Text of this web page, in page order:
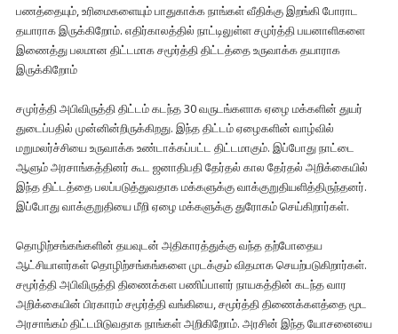
பணத்தையும், உரிமைகளையும் பாதுகாக்க நாங்கள் வீதிக்கு இறங்கி போராட
தயாராக இருக்கிறோம். எதிர்காலத்தில் நாட்டிலுள்ள சமுர்த்தி பயனாளிகளை
இணைத்து பலமான திட்டமாக சமூர்த்தி திட்டத்தை உருவாக்க தயாராக
இருக்கிறோம்
சமுர்த்தி அபிவிருத்தி திட்டம் கடந்த 30 வருடங்களாக ஏழை மக்களின் துயர்
துடைப்பதில் முன்னின்றிருக்கிறது. இந்த திட்டம் ஏழைகளின் வாழ்வில்
மறுமலர்ச்சியை உருவாக்க உண்டாக்கப்பட்ட திட்டமாகும். இப்போது நாட்டை
ஆளும் அரசாங்கத்தினர் கூட ஜனாதிபதி தேர்தல் கால தேர்தல் அறிக்கையில்
இந்த திட்டத்தை பலப்படுத்துவதாக மக்களுக்கு வாக்குறுதியளித்திருந்தனர்.
இப்போது வாக்குறுதியை மீறி ஏழை மக்களுக்கு துரோகம் செய்கிறார்கள்.
தொழிற்சங்கங்களின் தயவுடன் அதிகாரத்துக்கு வந்த தற்போதைய
ஆட்சியாளர்கள் தொழிற்சங்கங்களை முடக்கும் விதமாக செயற்படுகிறார்கள்.
சமூர்த்தி அபிவிருத்தி திணைக்கள பணிப்பாளர் நாயகத்தின் கடந்த வார
அறிக்கையின் பிரகாரம் சமூர்த்தி வங்கியை, சமூர்த்தி திணைக்களத்தை மூட
அரசாங்கம் திட்டமிடுவதாக நாங்கள் அறிகிறோம். அரசின் இந்த யோசனையை